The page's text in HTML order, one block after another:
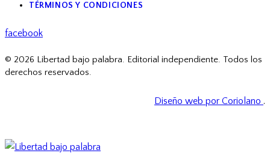
TÉRMINOS Y CONDICIONES
facebook
© 2026 Libertad bajo palabra. Editorial independiente. Todos los
derechos reservados.
Diseño web por Coriolano .